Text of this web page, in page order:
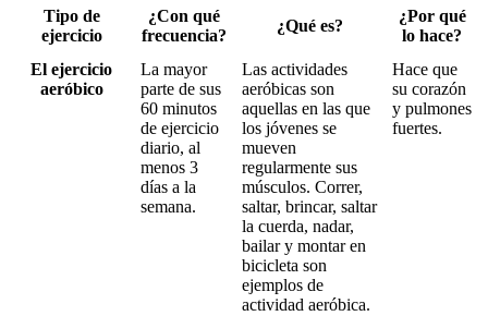
Tipo de
ejercicio
¿Con qué
frecuencia?
¿Qué es?
¿Por qué
lo hace?
El ejercicio
aeróbico
La mayor
parte de sus
60 minutos
de ejercicio
diario, al
menos 3
días a la
semana.
Las actividades
aeróbicas son
aquellas en las que
los jóvenes se
mueven
regularmente sus
músculos. Correr,
saltar, brincar, saltar
la cuerda, nadar,
bailar y montar en
bicicleta son
ejemplos de
actividad aeróbica.
Hace que
su corazón
y pulmones
fuertes.